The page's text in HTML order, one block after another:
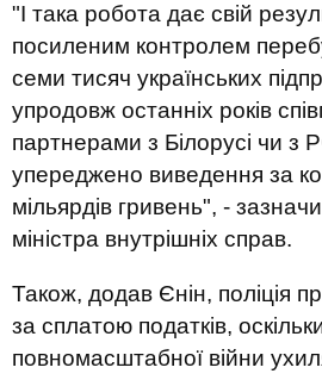
"І така робота дає свій
посиленим контролем
семи тисяч українських
упродовж останніх років
партнерами з Білорусі чи з
упереджено виведення за
мільярдів гривень", -
міністра внутрішніх справ.
Також, додав Єнін, поліція
за сплатою податків,
повномасштабної війни